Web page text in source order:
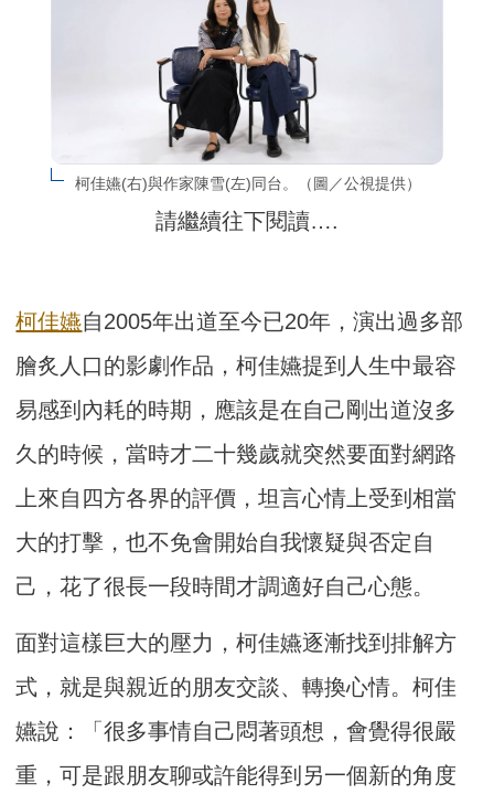
柯佳嬿(右)與作家陳雪(左)同台。（圖／公視提供）
請繼續往下閱讀….
柯佳嬿自2005年出道至今已20年，演出過多部
膾炙人口的影劇作品，柯佳嬿提到人生中最容
易感到內耗的時期，應該是在自己剛出道沒多
久的時候，當時才二十幾歲就突然要面對網路
上來自四方各界的評價，坦言心情上受到相當
大的打擊，也不免會開始自我懷疑與否定自
己，花了很長一段時間才調適好自己心態。
面對這樣巨大的壓力，柯佳嬿逐漸找到排解方
式，就是與親近的朋友交談、轉換心情。柯佳
嬿說：「很多事情自己悶著頭想，會覺得很嚴
重，可是跟朋友聊或許能得到另一個新的角度